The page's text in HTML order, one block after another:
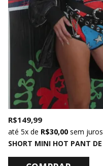
R$ 149,99
5xde R$ 30,00 sem juros